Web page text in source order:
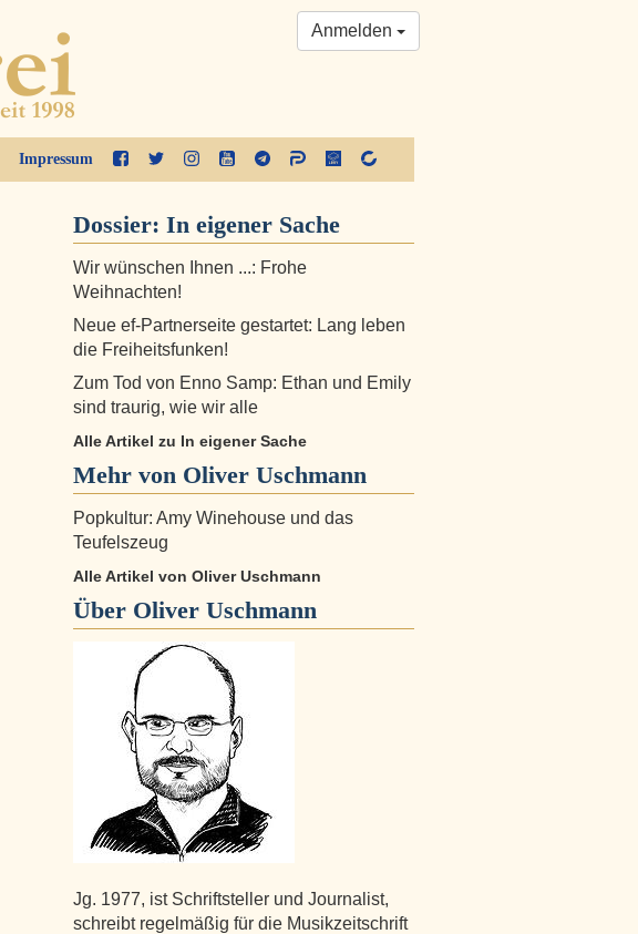
Impressum
Anmelden
Dossier: In eigener Sache
Wir wünschen Ihnen ...: Frohe
Weihnachten!
Neue ef-Partnerseite gestartet: Lang leben
die Freiheitsfunken!
Zum Tod von Enno Samp: Ethan und Emily
sind traurig, wie wir alle
Alle Artikel zu In eigener Sache
Mehr von Oliver Uschmann
Popkultur: Amy Winehouse und das
Teufelszeug
Alle Artikel von Oliver Uschmann
Über Oliver Uschmann
Jg. 1977, ist Schriftsteller und Journalist,
schreibt regelmäßig für die Musikzeitschrift